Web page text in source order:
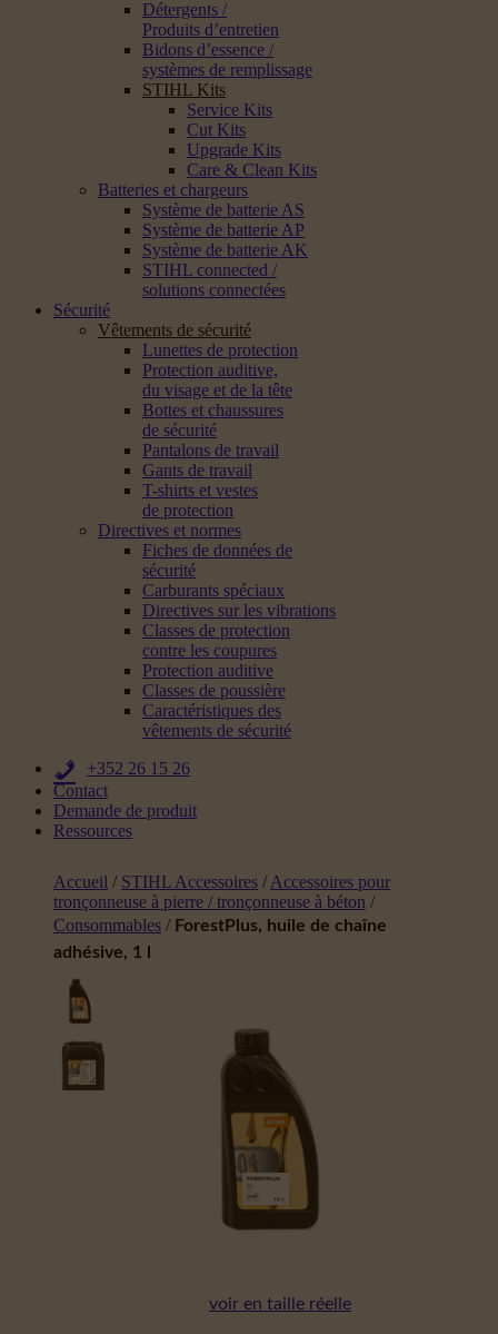
Détergents /
Produits d’entretien
Bidons d’essence /
systèmes de remplissage
STIHL Kits
Service Kits
Cut Kits
Upgrade Kits
Care & Clean Kits
Batteries et chargeurs
Système de batterie AS
Système de batterie AP
Système de batterie AK
STIHL connected /
solutions connectées
Sécurité
Vêtements de sécurité
Lunettes de protection
Protection auditive,
du visage et de la tête
Bottes et chaussures
de sécurité
Pantalons de travail
Gants de travail
T-shirts et vestes
de protection
Directives et normes
Fiches de données de
sécurité
Carburants spéciaux
Directives sur les vibrations
Classes de protection
contre les coupures
Protection auditive
Classes de poussière
Caractéristiques des
vêtements de sécurité
+352 26 15 26
Contact
Demande de produit
Ressources
Accueil / STIHL Accessoires / Accessoires pour
tronçonneuse à pierre / tronçonneuse à béton /
Consommables / ForestPlus, huile de chaîne
adhésive, 1 l
voir en taille réelle